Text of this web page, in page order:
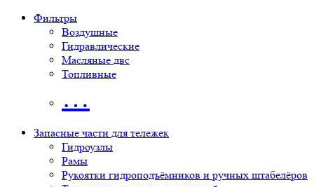
Фильтры
Воздушные
Гидравлические
Масляные двс
Топливные
…
Запасные части для тележек
Гидроузлы
Рамы
Рукоятки гидроподъёмников и ручных штабелёров